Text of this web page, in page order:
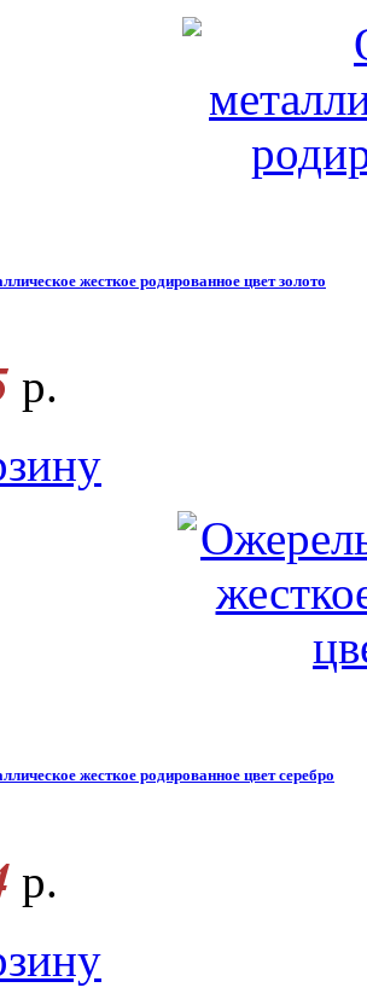
жесткое родированное цвет золото
р.
жесткое родированное цвет серебро
р.